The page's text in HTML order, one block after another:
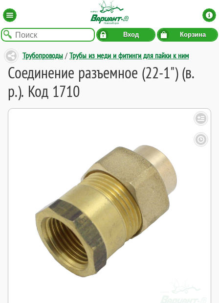
Вход Корзина
Трубопроводы / Трубы из меди и фитинги для пайки к ним
Соединение разъемное (22-1") (в.
р.). Код 1710